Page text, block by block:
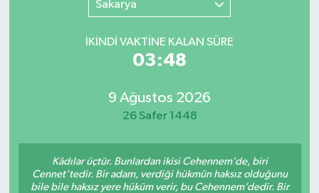
Sakarya
İKINDI VAKTİNE KALAN SÜRE
03:48
9 Ağustos 2026
26 Safer 1448
Kâdılar üçtür. Bunlardan ikisi Cehennem’de, biri
Cennet’tedir. Bir adam, verdiği hükmün haksız olduğunu
bile bile haksız yere hüküm verir, bu Cehennem’dedir. Bir
YARIŞMA/ETKİNLİKLER
MEVZUAT/KARARLAR